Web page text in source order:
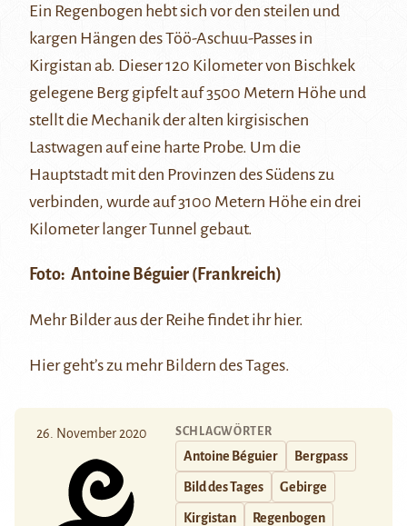
Ein Regenbogen hebt sich vor den steilen und
kargen Hängen desTöö-Aschuu-Passes in
Kirgistan ab. Dieser 120 Kilometer von Bischkek
gelegene Berg gipfelt auf 3500 Metern Höhe und
stellt die Mechanik der alten kirgisischen
Lastwagen auf eine harte Probe. Um die
Hauptstadt mit den Provinzen des Südens zu
verbinden, wurde auf 3100 Metern Höhe ein drei
Kilometer langer Tunnel gebaut.
Foto: Antoine Béguier (Frankreich)
Mehr Bilder aus der Reihe findet ihrhier.
Hiergeht’s zu mehr Bildern des Tages.
26. November 2020 SCHLAGWÖRTER
Antoine Béguier Bergpass
Bild des Tages Gebirge
Kirgistan Regenbogen